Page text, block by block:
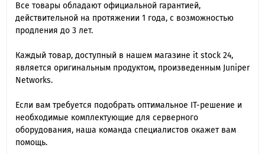
Все товары обладают официальной гарантией,
действительной на протяжении 1 года, с возможностью
продления до 3 лет.
Каждый товар, доступный в нашем магазине it stock 24,
является оригинальным продуктом, произведенным Juniper
Networks.
Если вам требуется подобрать оптимальное IT-решение и
необходимые комплектующие для серверного
оборудования, наша команда специалиcтов окажет вам
помощь.